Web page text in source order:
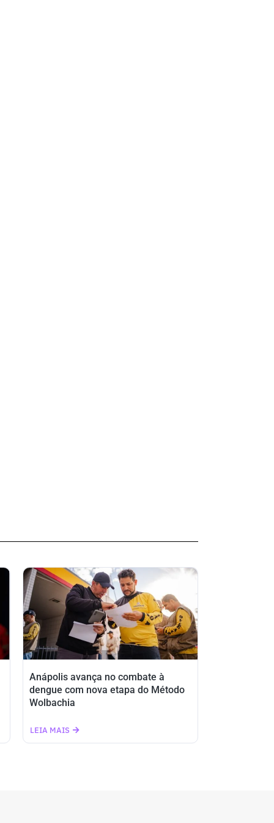
Anápolis avança no combate à
dengue com nova etapa do Método
Wolbachia
LEIA MAIS